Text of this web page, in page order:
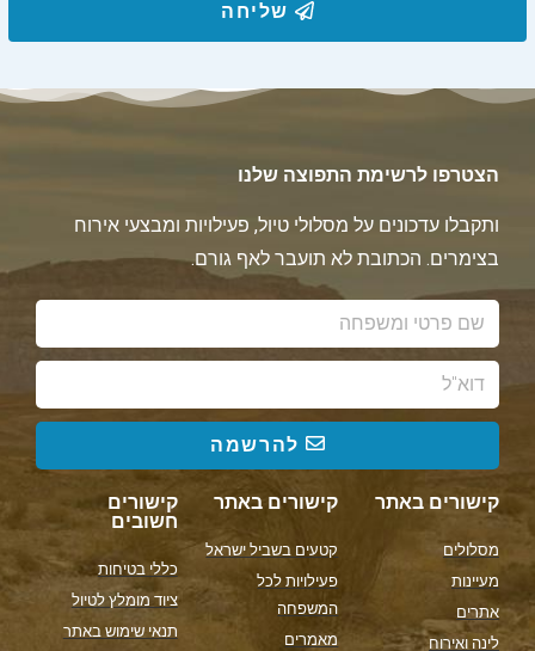
שליחה
הצטרפו לרשימת התפוצה שלנו
ותקבלו עדכונים על מסלולי טיול, פעילויות ומבצעי אירוח
בצימרים. הכתובת לא תועבר לאף גורם.
להרשמה
קישורים באתר
מסלולים
מעיינות
אתרים
לינה ואירוח
קישורים באתר
קטעים בשביל ישראל
פעילויות לכל
המשפחה
מאמרים
קישורים
חשובים
כללי בטיחות
ציוד מומלץ לטיול
תנאי שימוש באתר